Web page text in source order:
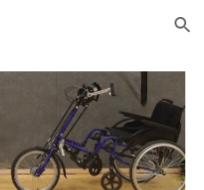
Skip to navigation